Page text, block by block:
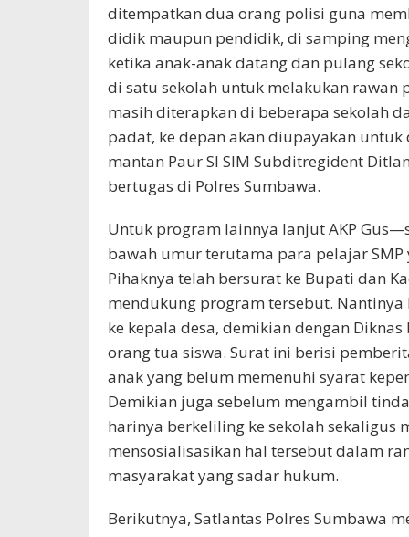
ditempatkan dua orang polisi guna
didik maupun pendidik, di samping
ketika anak-anak datang dan pulang
di satu sekolah untuk melakukan rawan
masih diterapkan di beberapa sekolah
padat, ke depan akan diupayakan
mantan Paur SI SIM Subditregident
bertugas di Polres Sumbawa.
Untuk program lainnya lanjut AKP
bawah umur terutama para pelajar
Pihaknya telah bersurat ke Bupati dan
mendukung program tersebut.
ke kepala desa, demikian dengan
orang tua siswa. Surat ini berisi
anak yang belum memenuhi syarat
Demikian juga sebelum mengambil
harinya berkeliling ke sekolah sekaligus
mensosialisasikan hal tersebut dalam
masyarakat yang sadar hukum.
Berikutnya, Satlantas Polres Sumbawa